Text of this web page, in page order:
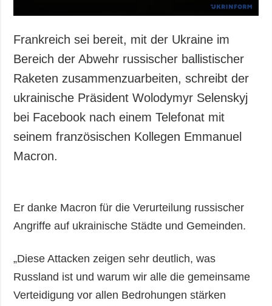
Frankreich sei bereit, mit der Ukraine im
Bereich der Abwehr russischer ballistischer
Raketen zusammenzuarbeiten, schreibt der
ukrainische Präsident Wolodymyr Selenskyj
bei Facebook nach einem Telefonat mit
seinem französischen Kollegen Emmanuel
Macron.
Er danke Macron für die Verurteilung russischer
Angriffe auf ukrainische Städte und Gemeinden.
„Diese Attacken zeigen sehr deutlich, was
Russland ist und warum wir alle die gemeinsame
Verteidigung vor allen Bedrohungen stärken